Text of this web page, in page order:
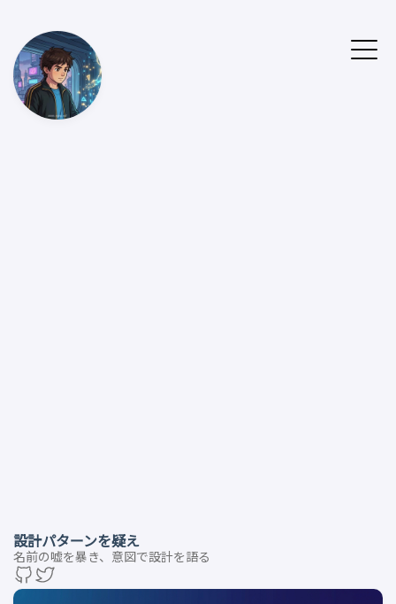
設計パターンを疑え
名前の嘘を暴き、意図で設計を語る